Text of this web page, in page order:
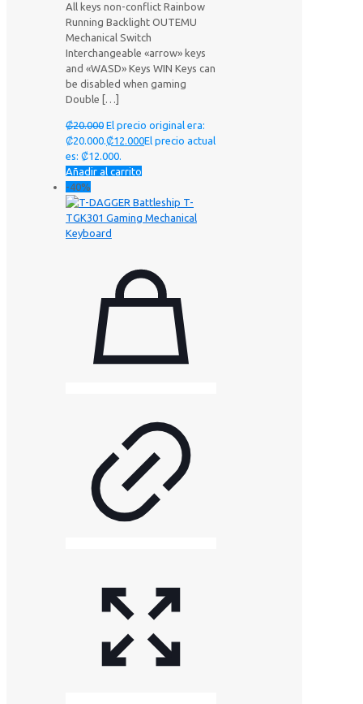
All keys non-conflict Rainbow
Running Backlight OUTEMU
Mechanical Switch
Interchangeable «arrow» keys
and «WASD» Keys WIN Keys can
be disabled when gaming
Double […]
₡20.000 El precio original era:
₡20.000.₡12.000El precio actual
es: ₡12.000.
Añadir al carrito
-40%